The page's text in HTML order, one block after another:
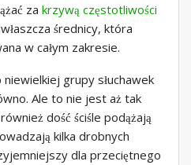
za krzywą częstotliwości
średnicy, która
w całym zakresie.
grupy słuchawek
Ale to nie jest aż tak
dość ściśle podążają
kilka drobnych
dla przeciętnego